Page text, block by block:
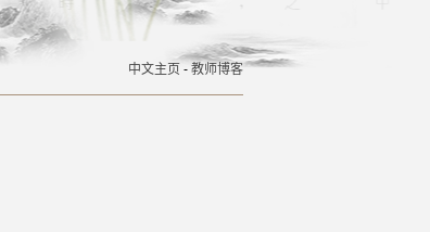
中文主页 - 教师博客